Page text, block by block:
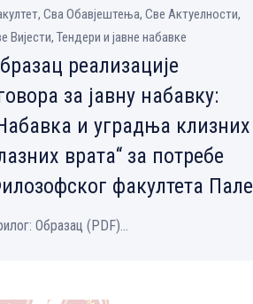
Сва Обавјештења, Све Aктуелности,
Вијести, Тендери и јавне набавке
реализације
за јавну набавку:
и уградња клизних
врата“ за потребе
факултета Пале
Образац (PDF)...